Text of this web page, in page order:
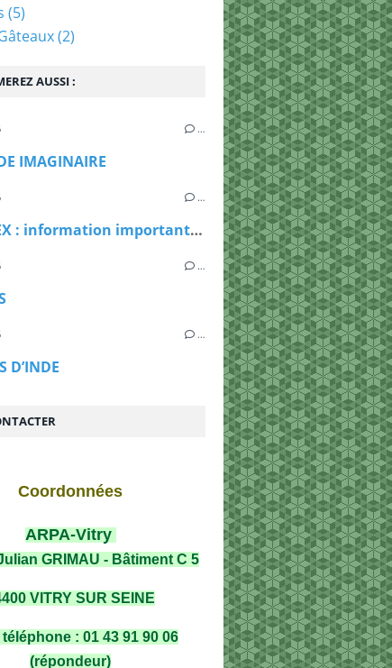
AUSSI :
…
IMAGINAIRE
…
LE DUPLEX : information importante pour dimanche
…
…
D’INDE
(5)
(2)
Coordonnées
ARPA-Vitry
GRIMAU - Bâtiment C 5
VITRY SUR SEINE
téléphone : 01 43 91 90 06
(répondeur)